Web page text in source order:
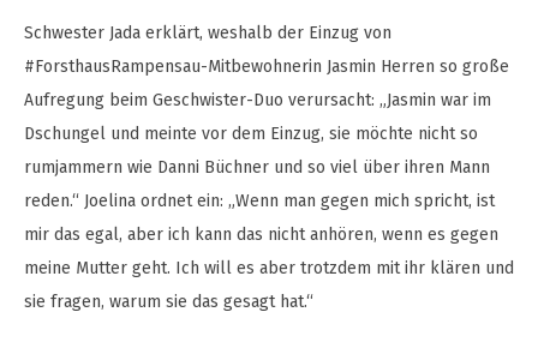
Schwester Jada erklärt, weshalb der Einzug von
#ForsthausRampensau-Mitbewohnerin Jasmin Herren so große
Aufregung beim Geschwister-Duo verursacht: „Jasmin war im
Dschungel und meinte vor dem Einzug, sie möchte nicht so
rumjammern wie Danni Büchner und so viel über ihren Mann
reden.“ Joelina ordnet ein: „Wenn man gegen mich spricht, ist
mir das egal, aber ich kann das nicht anhören, wenn es gegen
meine Mutter geht. Ich will es aber trotzdem mit ihr klären und
sie fragen, warum sie das gesagt hat.“